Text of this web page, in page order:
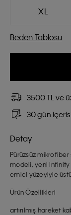
XL
Beden Tablosu
3500 TL ve
30 gün
Detay
Pürüzsüz
modeli, yeni Infinity
emici yüzeyiyle
Ürün Özellikleri
artırılmış hareket